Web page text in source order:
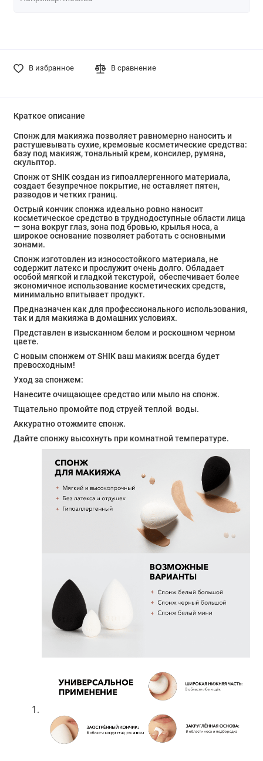
В избранное В сравнение
Краткое описание
Спонж для макияжа позволяет равномерно наносить и
растушевывать сухие, кремовые косметические средства:
базу под макияж, тональный крем, консилер, румяна,
скульптор.
Спонж от SHIK создан из гипоаллергенного материала,
создает безупречное покрытие, не оставляет пятен,
разводов и четких границ.
Острый кончик спонжа идеально ровно наносит
косметическое средство в труднодоступные области лица
— зона вокруг глаз, зона под бровью, крылья носа, а
широкое основание позволяет работать с основными
зонами.
Спонж изготовлен из износостойкого материала, не
содержит латекс и прослужит очень долго. Обладает
особой мягкой и гладкой текстурой, обеспечивает более
экономичное использование косметических средств,
минимально впитывает продукт.
Предназначен как для профессионального использования,
так и для макияжа в домашних условиях.
Представлен в изысканном белом и роскошном черном
цвете.
С новым спонжем от SHIK ваш макияж всегда будет
превосходным!
Уход за спонжем:
Нанесите очищающее средство или мыло на спонж.
Тщательно промойте под струей теплой воды.
Аккуратно отожмите спонж.
Дайте спонжу высохнуть при комнатной температуре.